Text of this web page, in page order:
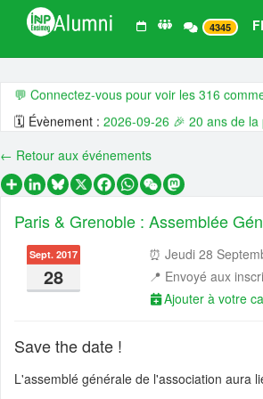
4345
Derniers 💬 commentaires, 🗓️
💬 Connectez-vous pour voir les 316
🗓️ Évènement : 2026-09-26 🎉 20 ans de
🗓️ Évènement :2026-07-06 👥🤗 CA ouvert
🗓️ Évènement :2026-06-25 🌎 🍹😍
🗓️ Évènement :2026-06-18 🇬🇧 🍻 😍
📰 Actualité :
🧠 📊 Dans la tête des
📰 Actualité :
#14 De l’Ensimag à
🎓💻 Affectez la taxe
📰 Actualité :#12 De l’Ensimag à la
💼 Offre d'emploi :H/F Analyst Quantitative
← Retour aux événements
PartagerLinkedIn
Bluesky
X Facebook
WhatsApp
WeChatMastodon
Paris & Grenoble : Assemblée
Sept. 2017
28
⏰ Jeudi 28
📍 Envoyé aux
Ajouter à votre
Save the date !
L'assemblé générale de l'association aura